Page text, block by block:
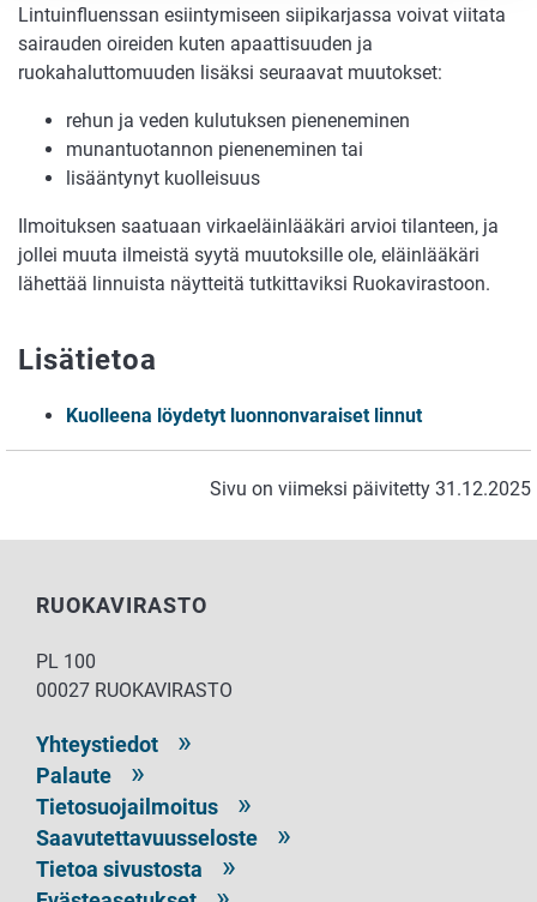
Lintuinfluenssan esiintymiseen siipikarjassa voivat viitata
sairauden oireiden kuten apaattisuuden ja
ruokahaluttomuuden lisäksi seuraavat muutokset:
rehun ja veden kulutuksen pieneneminen
munantuotannon pieneneminen tai
lisääntynyt kuolleisuus
Ilmoituksen saatuaan virkaeläinlääkäri arvioi tilanteen, ja
jollei muuta ilmeistä syytä muutoksille ole, eläinlääkäri
lähettää linnuista näytteitä tutkittaviksi Ruokavirastoon.
Lisätietoa
Kuolleena löydetyt luonnonvaraiset linnut
Sivu on viimeksi päivitetty 31.12.2025
RUOKAVIRASTO
PL 100
00027 RUOKAVIRASTO
Yhteystiedot
Palaute
Tietosuojailmoitus
Saavutettavuusseloste
Tietoa sivustosta